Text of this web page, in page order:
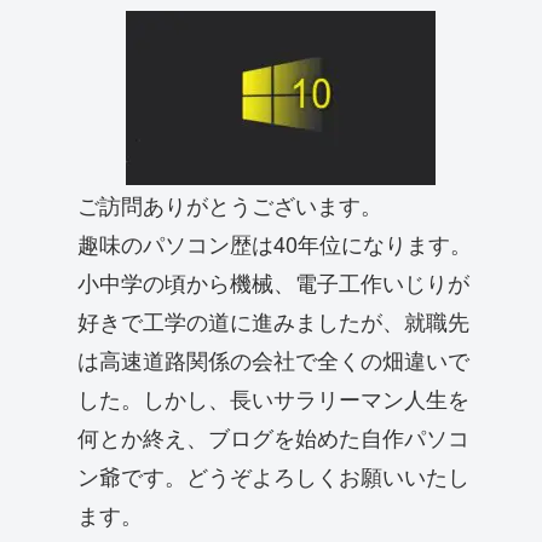
ご訪問ありがとうございます。
趣味のパソコン歴は40年位になります。
小中学の頃から機械、電子工作いじりが
好きで工学の道に進みましたが、就職先
は高速道路関係の会社で全くの畑違いで
した。しかし、長いサラリーマン人生を
何とか終え、ブログを始めた自作パソコ
ン爺です。どうぞよろしくお願いいたし
ます。